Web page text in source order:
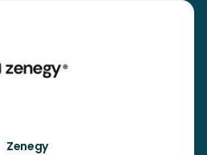
Zenegy